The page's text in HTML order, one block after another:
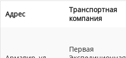
Адрес
Транспортная
компания
Первая